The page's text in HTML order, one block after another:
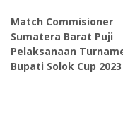
Match Commisioner
Sumatera Barat Puji
Pelaksanaan
Bupati Solok Cup 2023